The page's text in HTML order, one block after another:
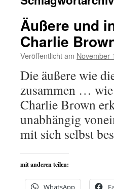
Äußere und
Charlie
Veröffentlicht am November
Die äußere wie
zusammen … wie
Charlie Brown
unabhängig
mit sich selbst
mit anderen teilen:
WhatsApp